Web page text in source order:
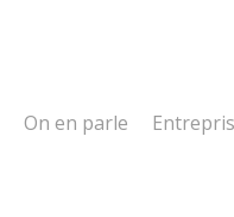
On en parle